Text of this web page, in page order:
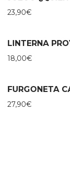
23,90€
18,00€
FURGONETA
27,90€